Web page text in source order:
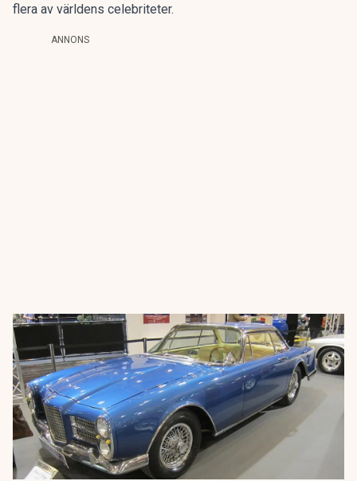
flera av världens celebriteter.
ANNONS